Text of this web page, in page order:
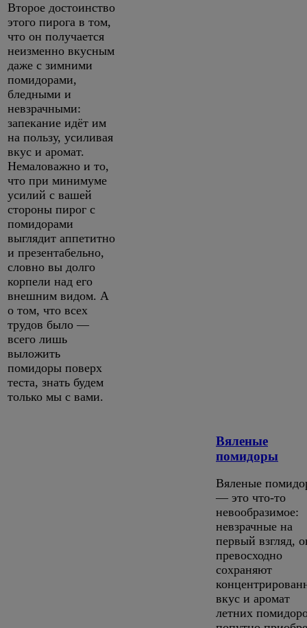
Второе достоинство
этого пирога в том,
что он получается
неизменно вкусным
даже с зимними
помидорами,
бледными и
невзрачными:
запекание идёт им
на пользу, усиливая
вкус и аромат.
Немаловажно и то,
что при минимуме
усилий с вашей
стороны пирог с
помидорами
выглядит аппетитно
и презентабельно,
словно вы долго
корпели над его
внешним видом. А
о том, что всех
трудов было —
всего лишь
выложить
помидоры поверх
теста, знать будем
только мы с вами.
Вяленые
помидоры
Вяленые
— это что-то
невообразимое:
невзрачные на
первый взгляд,
превосходно
сохраняют
вкус и аромат
летних